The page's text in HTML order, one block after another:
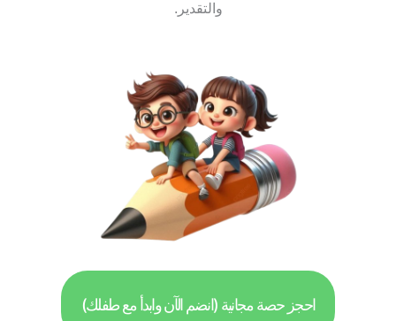
والتقدير.
احجز حصة مجانية (انضم الآن وابدأ مع طفلك)